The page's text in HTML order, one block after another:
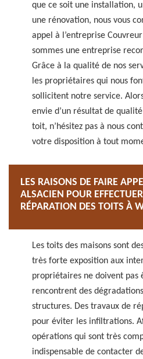
que ce soit une installation,
une rénovation, nous vous
appel à l’entreprise
sommes une entreprise
Grâce à la qualité de nos
les propriétaires qui nous
sollicitent notre service.
envie d’un résultat de
toit, n’hésitez pas à nous
votre disposition à tout
LES RAISONS DE FAIRE
ALSACIEN POUR
RÉPARATION DES TOITS À
Les toits des maisons sont
très forte exposition aux
propriétaires ne doivent pas
rencontrent des
structures. Des travaux de
pour éviter les infiltrations.
opérations qui sont très
indispensable de contacter